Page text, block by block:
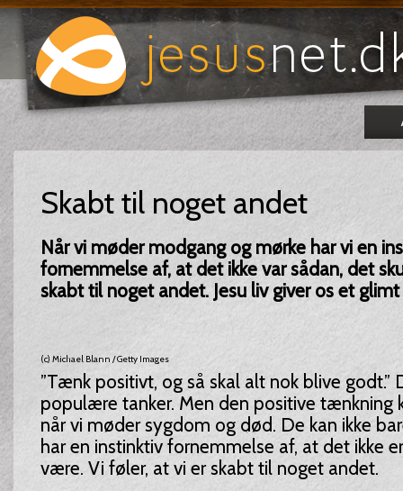
Skabt til noget andet
Når vi møder modgang og mørke har vi en
fornemmelse af, at det ikke var sådan, det
skabt til noget andet. Jesu liv giver os et
(c) Michael Blann / Getty Images
”Tænk positivt, og så skal alt nok blive godt.”
populære tanker. Men den positive tænkning
når vi møder sygdom og død. De kan ikke
har en instinktiv fornemmelse af, at det ikke
være. Vi føler, at vi er skabt til noget andet.